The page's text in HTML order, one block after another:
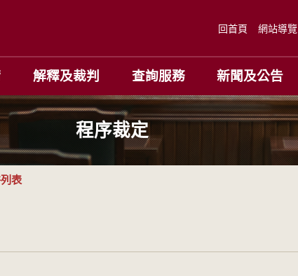
回首頁 網站導覽
解釋及裁判 查詢服務 新聞及公告
程序裁定
表